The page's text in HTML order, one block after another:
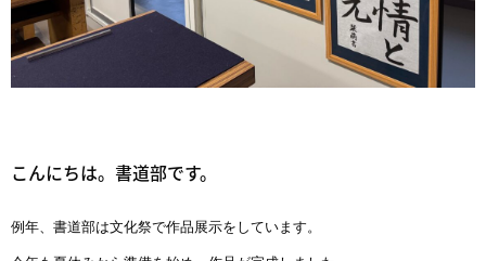
こんにちは。書道部です。
例年、書道部は文化祭で作品展示をしています。